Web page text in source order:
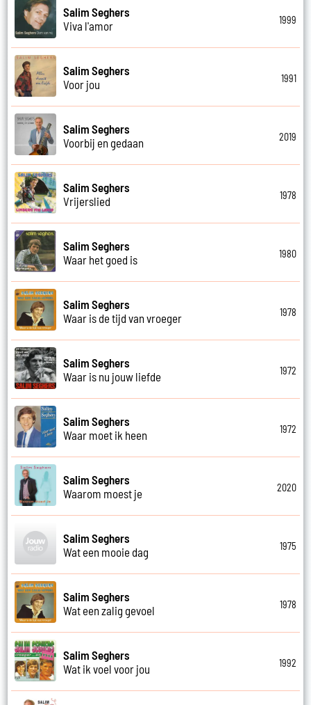
Salim Seghers
Viva l'amor
1999
Salim Seghers
Voor jou
1991
Salim Seghers
Voorbij en gedaan
2019
Salim Seghers
Vrijerslied
1978
Salim Seghers
Waar het goed is
1980
Salim Seghers
Waar is de tijd van vroeger
1978
Salim Seghers
Waar is nu jouw liefde
1972
Salim Seghers
Waar moet ik heen
1972
Salim Seghers
Waarom moest je
2020
Salim Seghers
Wat een mooie dag
1975
Salim Seghers
Wat een zalig gevoel
1978
Salim Seghers
Wat ik voel voor jou
1992